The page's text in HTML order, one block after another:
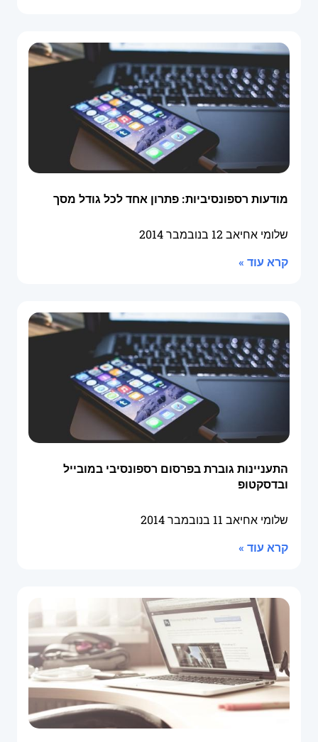
מודעות רספונסיביות: פתרון אחד לכל גודל מסך
שלומי אחיאב12 בנובמבר 2014
קרא עוד »
התעניינות גוברת בפרסום רספונסיבי במובייל
ובדסקטופ
שלומי אחיאב 11 בנובמבר 2014
קרא עוד »